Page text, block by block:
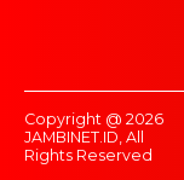
Copyright @ 2026
JAMBINET.ID, All
Rights Reserved